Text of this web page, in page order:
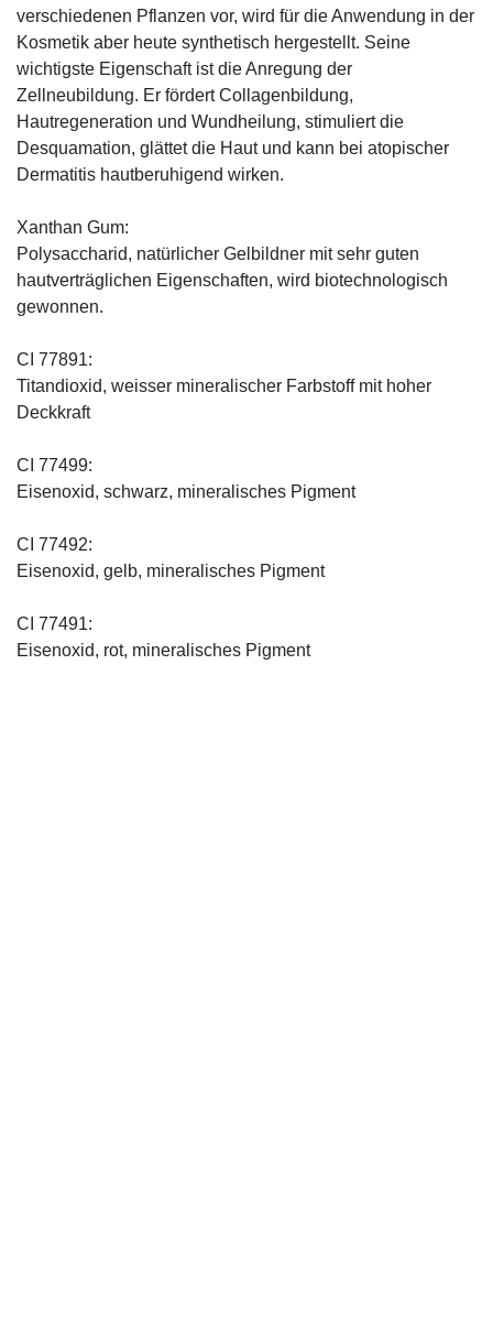
verschiedenen Pflanzen vor, wird für die Anwendung in der
Kosmetik aber heute synthetisch hergestellt. Seine
wichtigste Eigenschaft ist die Anregung der
Zellneubildung. Er fördert Collagenbildung,
Hautregeneration und Wundheilung, stimuliert die
Desquamation, glättet die Haut und kann bei atopischer
Dermatitis hautberuhigend wirken.
Xanthan Gum:
Polysaccharid, natürlicher Gelbildner mit sehr guten
hautverträglichen Eigenschaften, wird biotechnologisch
gewonnen.
CI 77891:
Titandioxid, weisser mineralischer Farbstoff mit hoher
Deckkraft
CI 77499:
Eisenoxid, schwarz, mineralisches Pigment
CI 77492:
Eisenoxid, gelb, mineralisches Pigment
CI 77491:
Eisenoxid, rot, mineralisches Pigment